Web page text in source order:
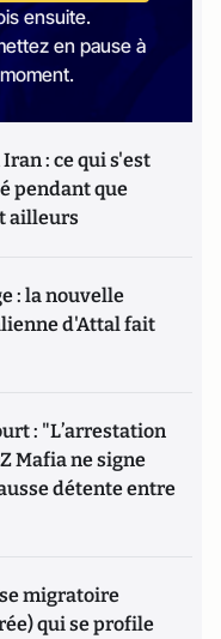
ensuite.
en pause à
: ce qui s'est
pendant que
ailleurs
: la nouvelle
d'Attal fait
: "L’arrestation
Mafia ne signe
détente entre
migratoire
qui se profile